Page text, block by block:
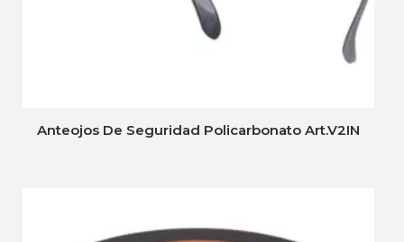
Anteojos De Seguridad Policarbonato Art.V2IN